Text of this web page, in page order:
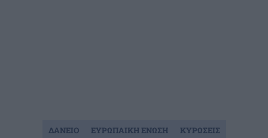
ΔΑΝΕΙΟ ΕΥΡΩΠΑΙΚΗ ΕΝΩΣΗ
ΚΥΡΩΣΕΙΣ